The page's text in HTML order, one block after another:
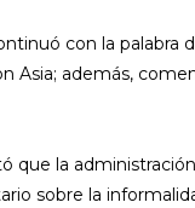
con la palabra
Asia; además,
que la
sobre la